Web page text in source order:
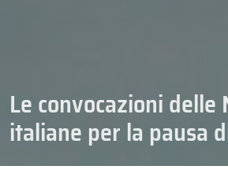
Le convocazioni delle
italiane per la pausa